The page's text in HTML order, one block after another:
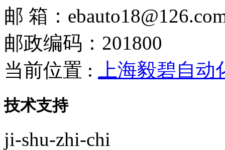
邮 箱：
邮政编码：201800
当前位置 :
上海毅碧自
技术支持
ji-shu-zhi-chi